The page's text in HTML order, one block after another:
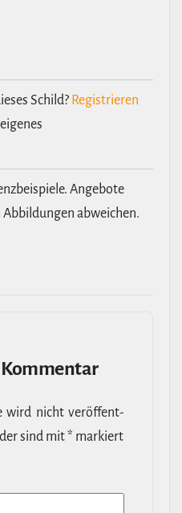
Schild? Registrieren
Angebote
abweichen.
Kommentar
wird nicht ver­öf­fent­
sind mit* markiert